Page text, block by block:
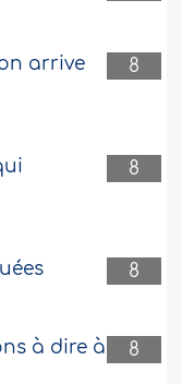
8
arrive
8
8
8
à dire à